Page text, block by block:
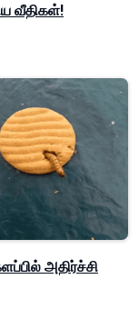
வீதிகள்!
அதிர்ச்சி